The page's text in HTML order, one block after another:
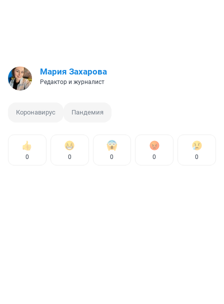
Мария Захарова
Редактор и журналист
Коронавирус Пандемия
0 0 0 0 0